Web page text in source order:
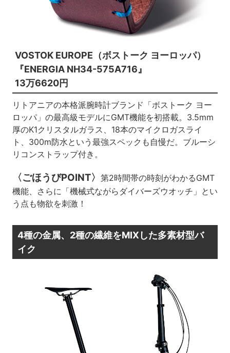
VOSTOK EUROPE（ボストーク ヨーロッパ）
『ENERGIA NH34-575A716』
13万6620円
リトアニアの本格派腕時計ブランド「ボストーク ヨー
ロッパ」の最高級モデルにGMT機能を初搭載。3.5mm
厚のK1クリスタルガラス、18本のマイクロガスライ
ト、300m防水という最強スペックも自慢だ。ブルーシ
リコンストラップ付き。
〈ごほうびPOINT〉 第2時間帯の時刻がわかるGMT
機能、さらに「機械式ながらダイバーズウオッチ」とい
う点も物欲を刺激！
4種の金属、2種の繊維をMIXした多素材型バ
イク